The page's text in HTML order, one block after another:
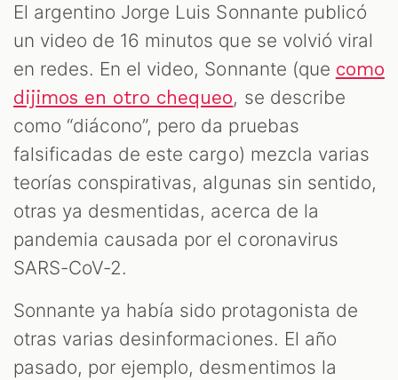
El argentino Jorge Luis Sonnante publicó
un video de 16 minutos que se volvió viral
en redes. En el video, Sonnante (que como
dijimos en otro chequeo, se describe
como “diácono”, pero da pruebas
falsificadas de este cargo) mezcla varias
teorías conspirativas, algunas sin sentido,
otras ya desmentidas, acerca de la
pandemia causada por el coronavirus
SARS-CoV-2.
Sonnante ya había sido protagonista de
otras varias desinformaciones. El año
pasado, por ejemplo, desmentimos la